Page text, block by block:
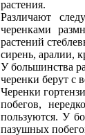
растения.
Различают
черенками
растений
сирень, аралии,
У большинства
черенки берут с
Черенки
побегов,
пользуются. У
пазушных